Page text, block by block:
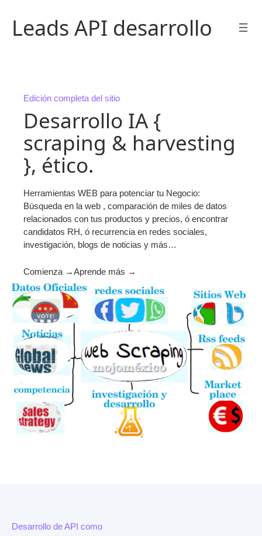
contenido
Leads API desarrollo
Edición completa del sitio
Desarrollo IA {
scraping & harvesting
}, ético.
Herramientas WEB para potenciar tu Negocio:
Búsqueda en la web , comparación de miles de datos
relacionados con tus productos y precios, ó encontrar
candidatos RH, ó recurrencia en redes sociales,
investigación, blogs de noticias y más…
Comienza →Aprende más →
Desarrollo de API como